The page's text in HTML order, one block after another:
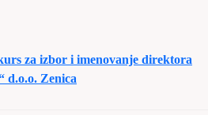
za izbor i imenovanje direktora
d.o.o. Zenica